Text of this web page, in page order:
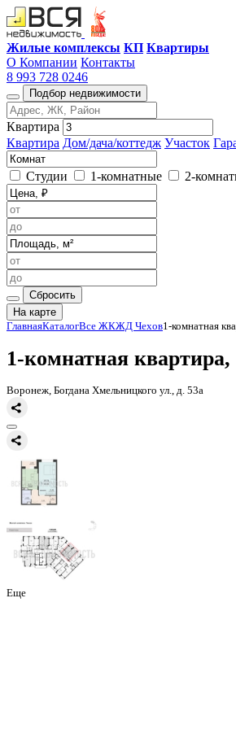
Жилые комплексы КП Квартиры
О Компании Контакты
8 993 728 0246
Подбор недвижимости
Квартира
Квартира Дом/дача/коттедж Участок
Студии 1-комнатные 2-
Сбросить
На карте
Главная
1-комнатная
Воронеж, Богдана Хмельницкого ул., д.